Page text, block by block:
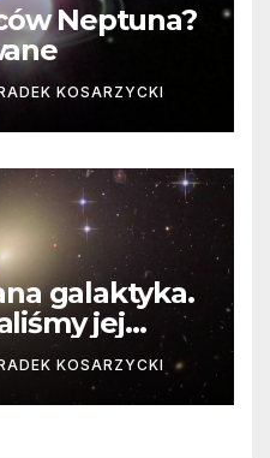
Neptuna?
KOSARZYCKI
galaktyka.
jej
KOSARZYCKI